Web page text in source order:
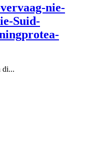
nie-
Suid-
di...